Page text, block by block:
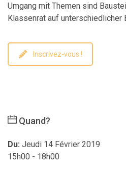
Umgang mit Themen sind
Klassenrat auf unterschiedlicher
Inscrivez-vous !
Quand?
Du: Jeudi 14 Février 2019
15h00 - 18h00